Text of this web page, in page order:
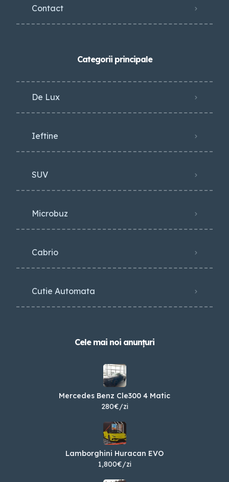
Contact
Categorii principale
De Lux
Ieftine
SUV
Microbuz
Cabrio
Cutie Automata
Cele mai noi anunțuri
Mercedes Benz Cle300 4 Matic
280€/zi
Lamborghini Huracan EVO
1,800€/zi